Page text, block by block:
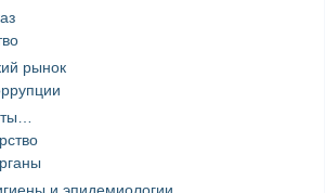
рынок